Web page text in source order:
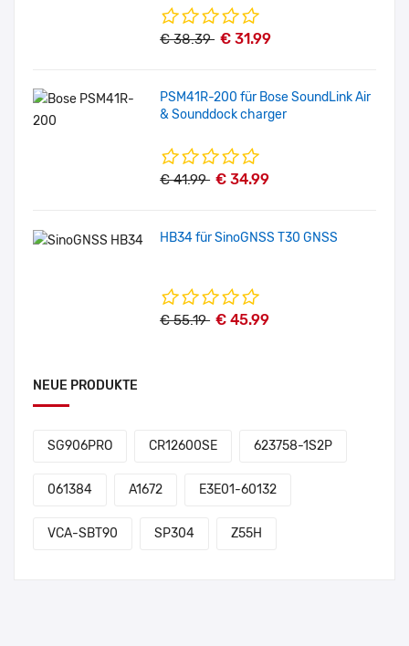
€ 38.39 € 31.99
PSM41R-200 für Bose SoundLink Air
& Sounddock charger
€ 41.99 € 34.99
HB34 für SinoGNSS T30 GNSS
€ 55.19 € 45.99
NEUE PRODUKTE
SG906PRO CR12600SE 623758-1S2P
061384 A1672 E3E01-60132
VCA-SBT90 SP304 Z55H